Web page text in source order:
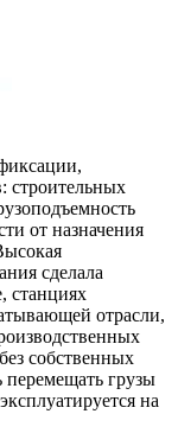
строительных
от назначения
сделала
станциях
отрасли,
собственных
грузы
на